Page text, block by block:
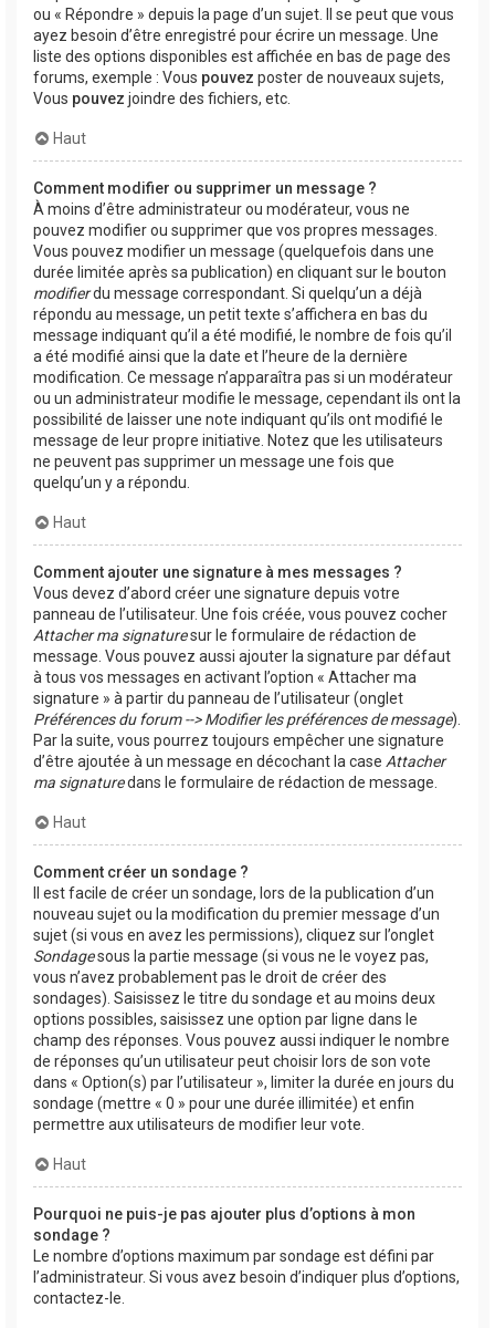
ou « Répondre » depuis la page d’un sujet. Il se peut que vous
ayez besoin d’être enregistré pour écrire un message. Une
liste des options disponibles est affichée en bas de page des
forums, exemple : Vous pouvez poster de nouveaux sujets,
Vous pouvez joindre des fichiers, etc.
Haut
Comment modifier ou supprimer un message ?
À moins d’être administrateur ou modérateur, vous ne
pouvez modifier ou supprimer que vos propres messages.
Vous pouvez modifier un message (quelquefois dans une
durée limitée après sa publication) en cliquant sur le bouton
modifierdu message correspondant. Si quelqu’un a déjà
répondu au message, un petit texte s’affichera en bas du
message indiquant qu’il a été modifié, le nombre de fois qu’il
a été modifié ainsi que la date et l’heure de la dernière
modification. Ce message n’apparaîtra pas si un modérateur
ou un administrateur modifie le message, cependant ils ont la
possibilité de laisser une note indiquant qu’ils ont modifié le
message de leur propre initiative. Notez que les utilisateurs
ne peuvent pas supprimer un message une fois que
quelqu’un y a répondu.
Haut
Comment ajouter une signature à mes messages ?
Vous devez d’abord créer une signature depuis votre
panneau de l’utilisateur. Une fois créée, vous pouvez cocher
Attacher ma signaturesur le formulaire de rédaction de
message. Vous pouvez aussi ajouter la signature par défaut
à tous vos messages en activant l’option « Attacher ma
signature » à partir du panneau de l’utilisateur (onglet
Préférences du forum --> Modifier les préférences de message).
Par la suite, vous pourrez toujours empêcher une signature
d’être ajoutée à un message en décochant la case Attacher
ma signaturedans le formulaire de rédaction de message.
Haut
Comment créer un sondage ?
Il est facile de créer un sondage, lors de la publication d’un
nouveau sujet ou la modification du premier message d’un
sujet (si vous en avez les permissions), cliquez sur l’onglet
Sondagesous la partie message (si vous ne le voyez pas,
vous n’avez probablement pas le droit de créer des
sondages). Saisissez le titre du sondage et au moins deux
options possibles, saisissez une option par ligne dans le
champ des réponses. Vous pouvez aussi indiquer le nombre
de réponses qu’un utilisateur peut choisir lors de son vote
dans « Option(s) par l’utilisateur », limiter la durée en jours du
sondage (mettre « 0 » pour une durée illimitée) et enfin
permettre aux utilisateurs de modifier leur vote.
Haut
Pourquoi ne puis-je pas ajouter plus d’options à mon
sondage ?
Le nombre d’options maximum par sondage est défini par
l’administrateur. Si vous avez besoin d’indiquer plus d’options,
contactez-le.